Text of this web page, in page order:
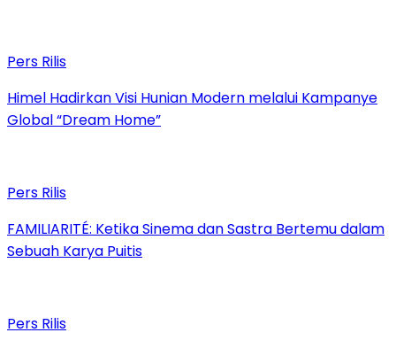
Pers Rilis
Himel Hadirkan Visi Hunian Modern melalui Kampanye
Global “Dream Home”
Pers Rilis
FAMILIARITÉ: Ketika Sinema dan Sastra Bertemu dalam
Sebuah Karya Puitis
Pers Rilis